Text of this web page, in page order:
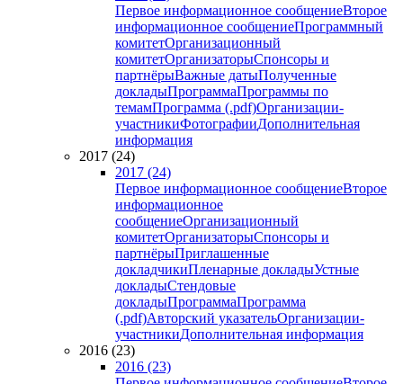
Первое информационное сообщениеВторое
информационное сообщениеПрограммный
комитетОрганизационный
комитетОрганизаторыСпонсоры и
партнёрыВажные датыПолученные
докладыПрограммаПрограммы по
темамПрограмма (.pdf)Организации-
участникиФотографииДополнительная
информация
2017 (24)
2017 (24)
Первое информационное сообщениеВторое
информационное
сообщениеОрганизационный
комитетОрганизаторыСпонсоры и
партнёрыПриглашенные
докладчикиПленарные докладыУстные
докладыСтендовые
докладыПрограммаПрограмма
(.pdf)Авторский указательОрганизации-
участникиДополнительная информация
2016 (23)
2016 (23)